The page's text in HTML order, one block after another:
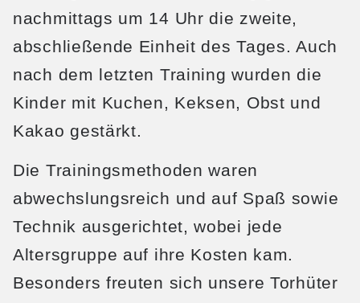
nachmittags um 14 Uhr die zweite,
abschließende Einheit des Tages. Auch
nach dem letzten Training wurden die
Kinder mit Kuchen, Keksen, Obst und
Kakao gestärkt.
Die Trainingsmethoden waren
abwechslungsreich und auf Spaß sowie
Technik ausgerichtet, wobei jede
Altersgruppe auf ihre Kosten kam.
Besonders freuten sich unsere Torhüter